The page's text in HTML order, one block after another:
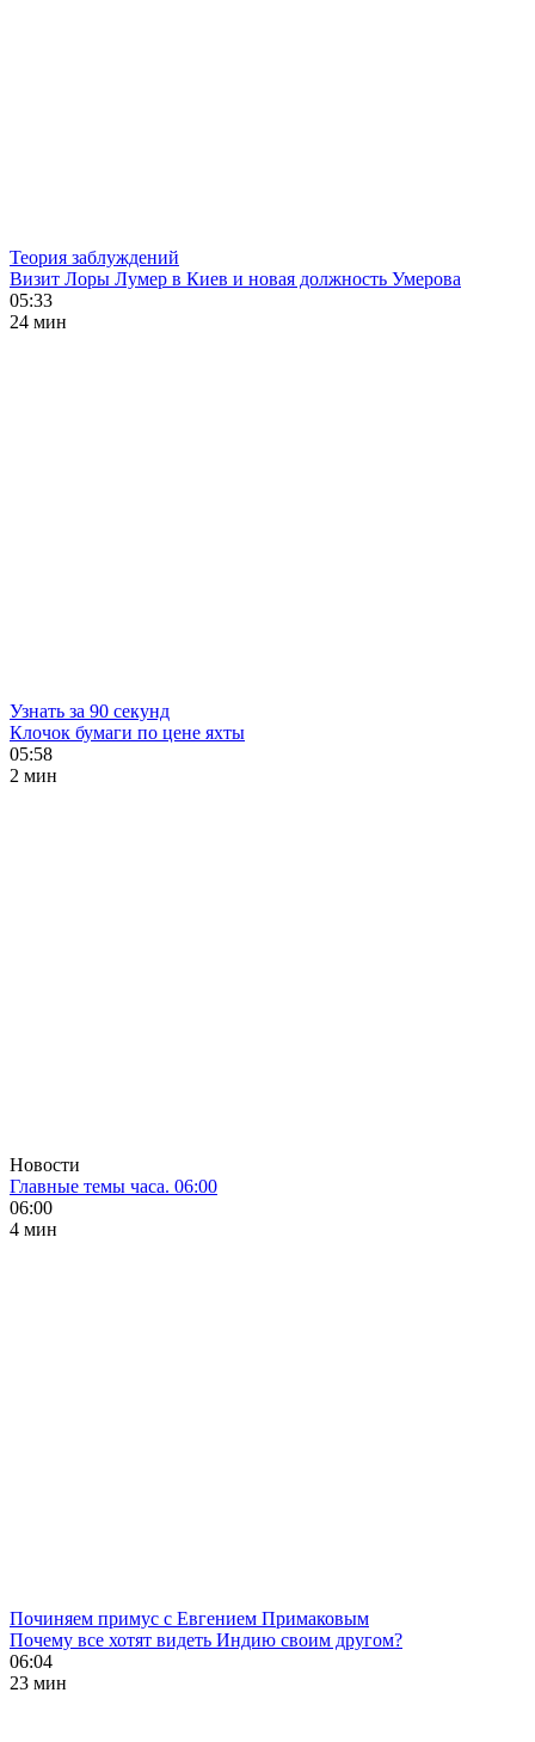
Теория заблуждений
Визит Лоры Лумер в Киев и новая должность Умерова
05:33
24 мин
Узнать за 90 секунд
Клочок бумаги по цене яхты
05:58
2 мин
Новости
Главные темы часа. 06:00
06:00
4 мин
Починяем примус с Евгением Примаковым
Почему все хотят видеть Индию своим другом?
06:04
23 мин